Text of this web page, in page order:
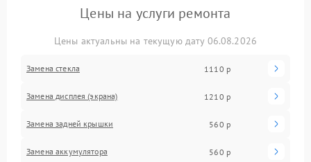
Цены на услуги ремонта
Цены актуальны на текущую дату 06.08.2026
Замена стекла 1110 р
Замена дисплея (экрана) 1210 р
Замена задней крышки 560 р
Замена аккумулятора 560 р